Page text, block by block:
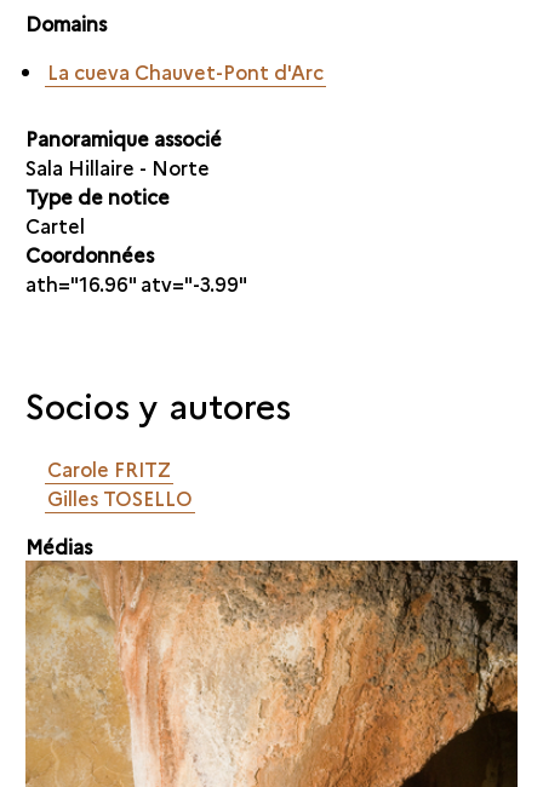
Domains
La cueva Chauvet-Pont d'Arc
Panoramique associé
Sala Hillaire - Norte
Type de notice
Cartel
Coordonnées
ath="16.96" atv="-3.99"
Socios y autores
Carole FRITZ
Gilles TOSELLO
Médias